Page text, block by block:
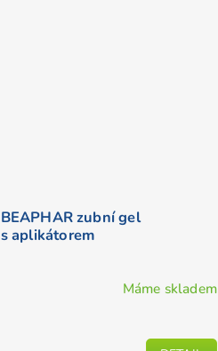
BEAPHAR zubní gel
s aplikátorem
Máme skladem